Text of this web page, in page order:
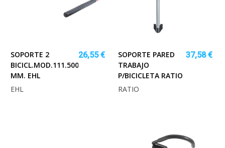
SOPORTE 2
BICICL.MOD.111.500x530
MM. EHL
26,55 €
EHL
SOPORTE PARED
TRABAJO
P/BICICLETA RATIO
37,58 €
RATIO